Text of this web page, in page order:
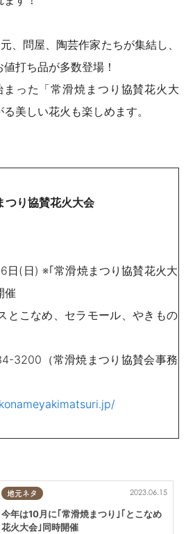
、問屋、陶芸作家たちが集結し、
打ち品が多数登場！
った「常滑焼まつり協賛花火大
美しい花火も楽しめます。
つり協賛花火大会
(日) ※｢常滑焼まつり協賛花火大
催
とこなめ、セラモール、やきもの
3200（常滑焼まつり協賛会事務
地元ネタ 2023.06.15
今年は10月に｢常滑焼まつり｣｢とこなめ
花火大会｣同時開催